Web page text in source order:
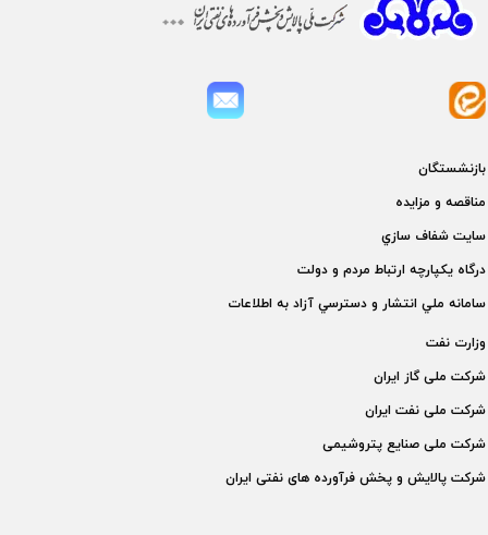
بازنشستگان
مناقصه و مزايده
سايت شفاف سازي
درگاه يكپارچه ارتباط مردم و دولت
سامانه ملي انتشار و دسترسي آزاد به اطلاعات
وزارت نفت
شركت ملی گاز ايران
شركت ملی نفت ايران
شركت ملی صنايع پتروشيمی
شركت پالايش و پخش فرآورده های نفتی ايران